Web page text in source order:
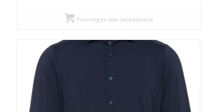
Toevoegen aan winkelmand